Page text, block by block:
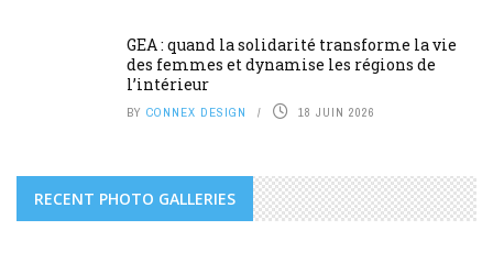
GEA : quand la solidarité transforme la vie
des femmes et dynamise les régions de
l’intérieur
BY CONNEX DESIGN 18 JUIN 2026
RECENT PHOTO GALLERIES